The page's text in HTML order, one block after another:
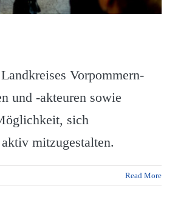
Vorpommern-
und -akteuren sowie
sich
mitzugestalten.
Read More